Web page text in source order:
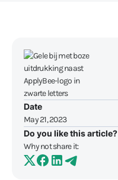
Date
May 21, 2023
Do you like this article?
Why not share it: